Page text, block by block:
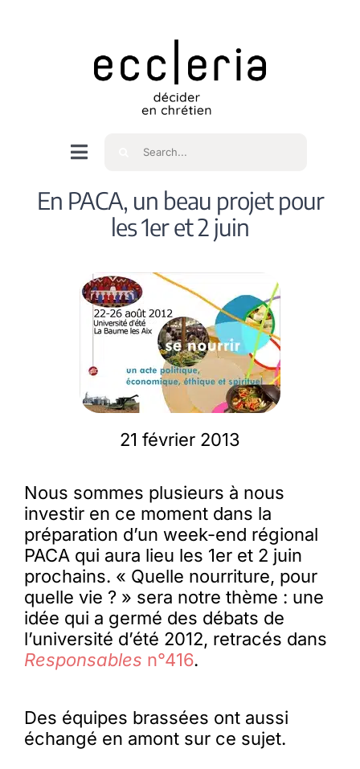
Navigation
bascule
Accueil
Intéressés
Membres
Nous soutenir
La revue Responsables
Rechercher
En PACA, un beau projet pour
les 1er et 2 juin
21 février 2013
Nous sommes plusieurs à nous
investir en ce moment dans la
préparation d’un week-end régional
PACA qui aura lieu les 1er et 2 juin
prochains. « Quelle nourriture, pour
quelle vie ? » sera notre thème : une
idée qui a germé des débats de
l’université d’été 2012, retracés dans
Responsables n°416.
Des équipes brassées ont aussi
échangé en amont sur ce sujet.